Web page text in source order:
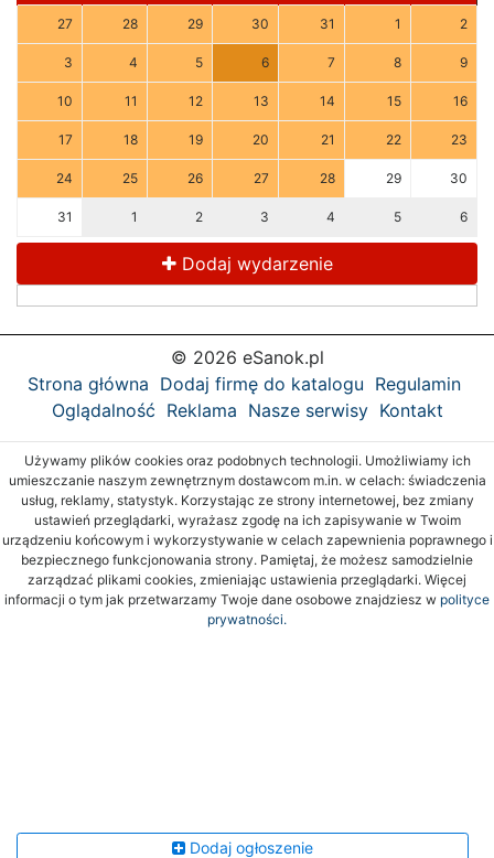
27 28 29 30 31 1 2
3 4 5 6 7 8 9
10 11 12 13 14 15 16
17 18 19 20 21 22 23
24 25 26 27 28 29 30
31 1 2 3 4 5 6
Dodaj wydarzenie
© 2026 eSanok.pl
Strona główna Dodaj firmę do katalogu Regulamin
Oglądalność Reklama Nasze serwisy Kontakt
Używamy plików cookies oraz podobnych technologii. Umożliwiamy ich
umieszczanie naszym zewnętrznym dostawcom m.in. w celach: świadczenia
usług, reklamy, statystyk. Korzystając ze strony internetowej, bez zmiany
ustawień przeglądarki, wyrażasz zgodę na ich zapisywanie w Twoim
urządzeniu końcowym i wykorzystywanie w celach zapewnienia poprawnego i
bezpiecznego funkcjonowania strony. Pamiętaj, że możesz samodzielnie
zarządzać plikami cookies, zmieniając ustawienia przeglądarki. Więcej
informacji o tym jak przetwarzamy Twoje dane osobowe znajdziesz w polityce
prywatności.
Dodaj ogłoszenie